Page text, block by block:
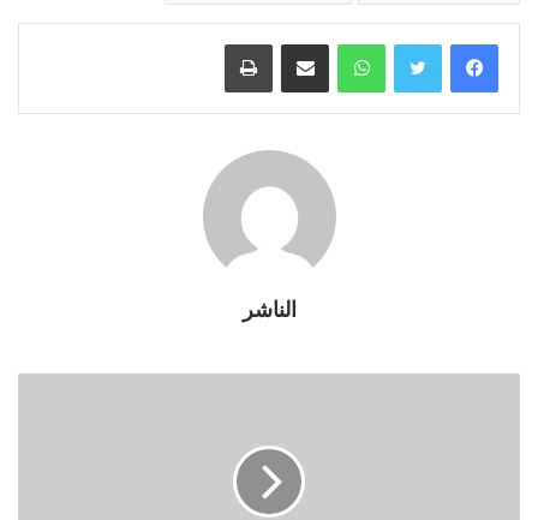
واتساب مشاركة عبر البريد طباعة
الناشر